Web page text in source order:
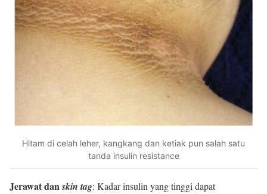
Hitam di celah leher, kangkang dan ketiak pun salah satu
tanda insulin resistance
Jerawat danskin tag: Kadar insulin yang tinggi dapat